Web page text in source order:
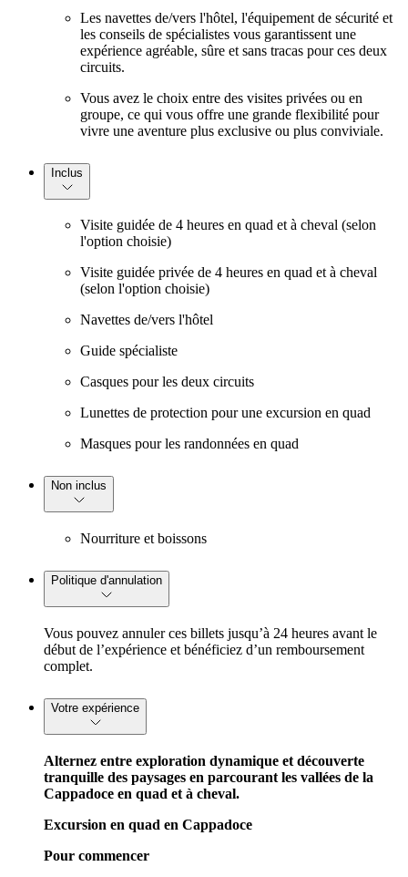
Les navettes de/vers l'hôtel, l'équipement de sécurité et
les conseils de spécialistes vous garantissent une
expérience agréable, sûre et sans tracas pour ces deux
circuits.
Vous avez le choix entre des visites privées ou en
groupe, ce qui vous offre une grande flexibilité pour
vivre une aventure plus exclusive ou plus conviviale.
Inclus
Visite guidée de 4 heures en quad et à cheval (selon
l'option choisie)
Visite guidée privée de 4 heures en quad et à cheval
(selon l'option choisie)
Navettes de/vers l'hôtel
Guide spécialiste
Casques pour les deux circuits
Lunettes de protection pour une excursion en quad
Masques pour les randonnées en quad
Non inclus
Nourriture et boissons
Politique d'annulation
Vous pouvez annuler ces billets jusqu’à 24 heures avant le
début de l’expérience et bénéficiez d’un remboursement
complet.
Votre expérience
Alternez entre exploration dynamique et découverte
tranquille des paysages en parcourant les vallées de la
Cappadoce en quad et à cheval.
Excursion en quad en Cappadoce
Pour commencer